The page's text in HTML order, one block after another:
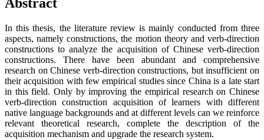
Abstract
In this thesis, the literature review is mainly conducted from three
aspects, namely constructions, the motion theory and verb-direction
constructions to analyze the acquisition of Chinese verb-direction
constructions. There have been abundant and comprehensive
research on Chinese verb-direction constructions, but insufficient on
their acquisition with few empirical studies since China is a late start
in this field. Only by improving the empirical research on Chinese
verb-direction construction acquisition of learners with different
native language backgrounds and at different levels can we reinforce
relevant theoretical research, complete the description of the
acquisition mechanism and upgrade the research system.